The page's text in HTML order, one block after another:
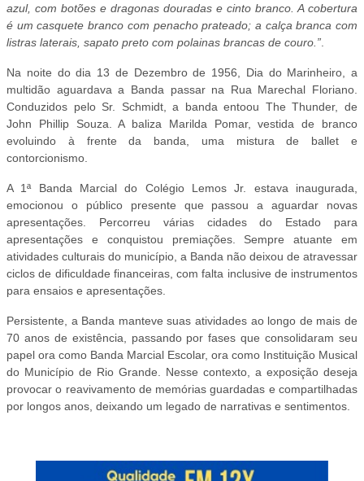
azul, com botões e dragonas douradas e cinto branco. A cobertura
é um casquete branco com penacho prateado; a calça branca com
listras laterais, sapato preto com polainas brancas de couro.”
Na noite do dia 13 de Dezembro de 1956, Dia do Marinheiro, a
multidão aguardava a Banda passar na Rua Marechal Floriano.
Conduzidos pelo Sr. Schmidt, a banda entoou The Thunder, de
John Phillip Souza. A baliza Marilda Pomar, vestida de branco
evoluindo à frente da banda, uma mistura de ballet e
contorcionismo.
A 1ª Banda Marcial do Colégio Lemos Jr. estava inaugurada,
emocionou o público presente que passou a aguardar novas
apresentações. Percorreu várias cidades do Estado para
apresentações e conquistou premiações. Sempre atuante em
atividades culturais do município, a Banda não deixou de atravessar
ciclos de dificuldade financeiras, com falta inclusive de instrumentos
para ensaios e apresentações.
Persistente, a Banda manteve suas atividades ao longo de mais de
70 anos de existência, passando por fases que consolidaram seu
papel ora como Banda Marcial Escolar, ora como Instituição Musical
do Município de Rio Grande. Nesse contexto, a exposição deseja
provocar o reavivamento de memórias guardadas e compartilhadas
por longos anos, deixando um legado de narrativas e sentimentos.